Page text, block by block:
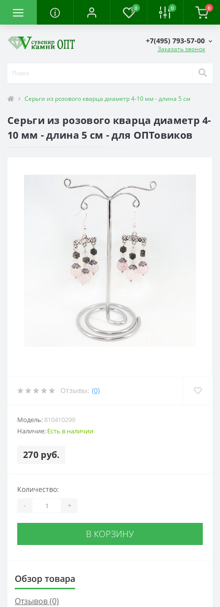
0 0 0
+7(495) 793-57-00
Заказать звонок
Серьги из розового кварца диаметр 4-10 мм - длина 5 см
Серьги из розового кварца диаметр 4-
10 мм - длина 5 см - для ОПТовиков
Отзывы: (0)
Модель: 810410299
Наличие: Есть в наличии
270 руб.
Количество:
- +
В КОРЗИНУ
Обзор товара
Отзывов (0)